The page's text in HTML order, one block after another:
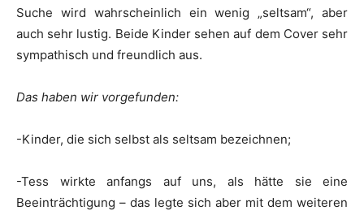
Suche wird wahrscheinlich ein wenig „seltsam“, aber
auch sehr lustig. Beide Kinder sehen auf dem Cover sehr
sympathisch und freundlich aus.
Das haben wir vorgefunden:
-Kinder, die sich selbst als seltsam bezeichnen;
-Tess wirkte anfangs auf uns, als hätte sie eine
Beeinträchtigung – das legte sich aber mit dem weiteren